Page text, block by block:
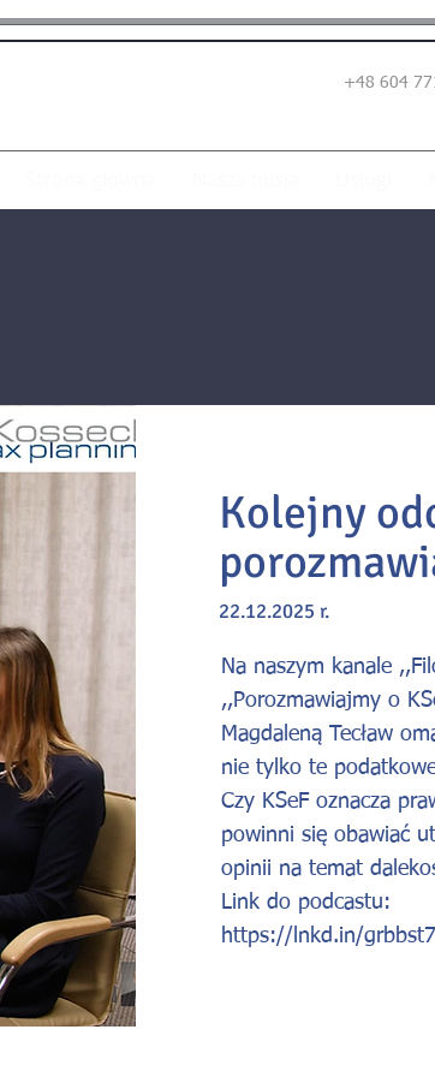
+48 604
Kolejny
22.12.2025 r.
Na naszym kanale
,,Porozmawiajmy o
Magdaleną Tecław
nie tylko te
Czy KSeFoznacza
powinni się obawiać
opinii na temat
Link do podcastu:
https://lnkd.in/